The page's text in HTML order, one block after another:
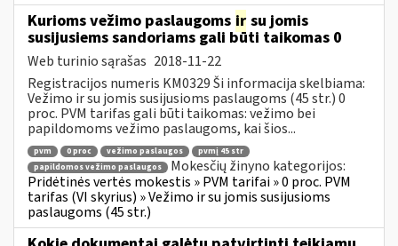
Kurioms vežimo paslaugoms ir su jomis
susijusiems sandoriams gali būti taikomas 0
Web turinio sąrašas 2018-11-22
Registracijos numeris KM0329 Ši informacija skelbiama:
Vežimo ir su jomis susijusioms paslaugoms (45 str.) 0
proc. PVM tarifas gali būti taikomas: vežimo bei
papildomoms vežimo paslaugoms, kai šios...
pvm 0 proc vežimo paslaugos
pvmį 45 str
papildomos vežimo paslaugos
Mokesčių žinyno kategorijos:
Pridėtinės vertės mokestis » PVM tarifai » 0 proc. PVM
tarifas (VI skyrius) » Vežimo ir su jomis susijusioms
paslaugoms (45 str.)